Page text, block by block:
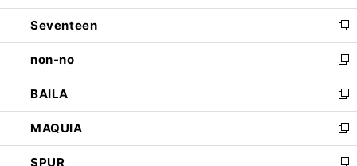
開
く
ウ
で
開
く
ン
ド
ウ
で
開
く
Seventeen
新
し
い
ウ
ィ
ン
ド
ウ
で
non-no
新
し
い
ウ
ィ
ン
BAILA
新
し
い
ウ
MAQUIA
新
し
SPUR